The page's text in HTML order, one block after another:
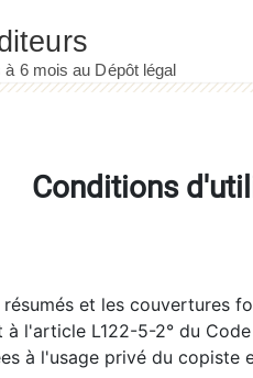
Conditions
et les couvertures
l'article L122-5-2° du
à l'usage privé du copiste